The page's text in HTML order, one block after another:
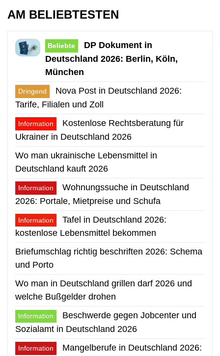
AM BELIEBTESTEN
Beliebte
DP Dokument in
Deutschland 2026: Berlin, Köln,
München
Dringend
Nova Post in Deutschland 2026:
Tarife, Filialen und Zoll
Information
Kostenlose Rechtsberatung für
Ukrainer in Deutschland 2026
Wo man ukrainische Lebensmittel in
Deutschland kauft 2026
Information
Wohnungssuche in Deutschland
2026: Portale, Mietpreise und Schufa
Information
Tafel in Deutschland 2026:
kostenlose Lebensmittel bekommen
Briefumschlag richtig beschriften 2026: Schema
und Porto
Wo man in Deutschland grillen darf 2026 und
welche Bußgelder drohen
Information
Beschwerde gegen Jobcenter und
Sozialamt in Deutschland 2026
Information Mangelberufe in Deutschland 2026: